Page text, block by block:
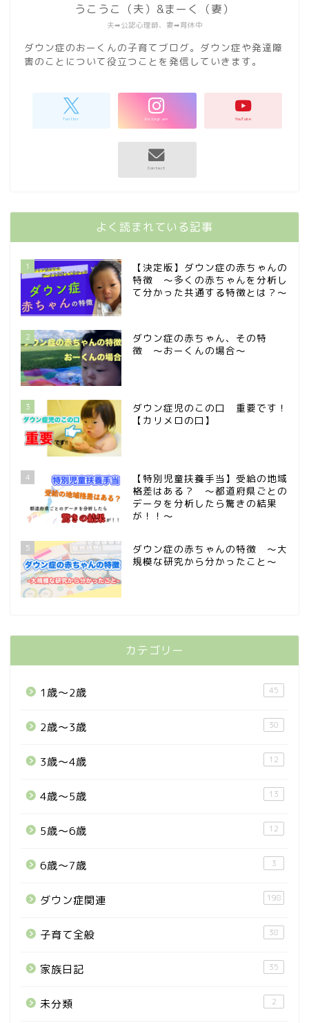
夫➡︎公認心理師、妻➡︎育休中
うこうこ（夫）&まーく（妻）
ダウン症のおーくんの子育てブログ。ダウン症や発達障
害のことについて役立つことを発信していきます。
よく読まれている記事
1
【決定版】ダウン症の赤ちゃんの
特徴 〜多くの赤ちゃんを分析し
て分かった共通する特徴とは？〜
2
ダウン症の赤ちゃん、その特
徴 〜おーくんの場合〜
3
ダウン症児のこの口 重要です！
【カリメロの口】
4
【特別児童扶養手当】受給の地域
格差はある？ 〜都道府県ごとの
データを分析したら驚きの結果
が！！〜
5
ダウン症の赤ちゃんの特徴 〜大
規模な研究から分かったこと〜
カテゴリー
1歳〜2歳 45
2歳〜3歳 30
3歳〜4歳 12
4歳〜5歳 13
5歳〜6歳 12
6歳〜7歳 3
ダウン症関連 198
子育て全般 38
家族日記 35
未分類 2